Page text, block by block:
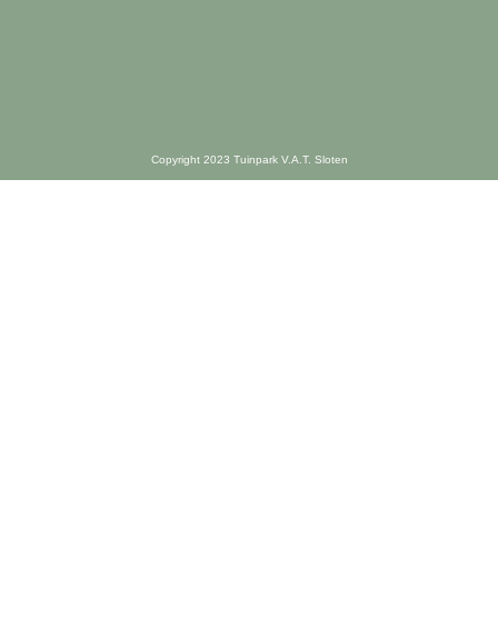
Copyright 2023 Tuinpark V.A.T. Sloten